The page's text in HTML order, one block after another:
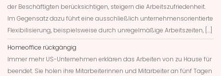
der Beschäftigten berücksichtigen, steigern die Arbeitszufriedenheit.
Im Gegensatz dazu führt eine ausschließlich unternehmensorientierte
Flexibilisierung, beispielsweise durch unregelmäßige Arbeitszeiten, […]
Homeoffice rückgängig
Immer mehr US-Unternehmen erklären das Arbeiten von zu Hause für
beendet. Sie holen ihre Mitarbeiterinnen und Mitarbeiter an fünf Tagen